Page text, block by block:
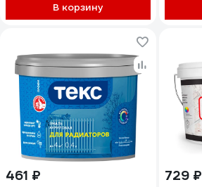
В корзину
461 ₽ 729 ₽